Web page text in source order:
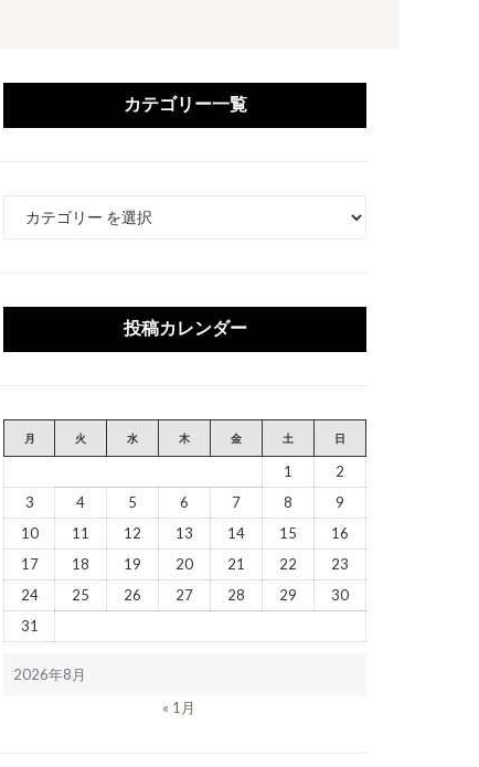
カテゴリー一覧
投稿カレンダー
2026年8月
月 火 水 木 金 土 日
1
2
3
4 5 6 7 8
9
10
11 12 13 14 15
16
17
18 19 20 21 22
23
24
25 26 27 28 29
30
31
« 1月